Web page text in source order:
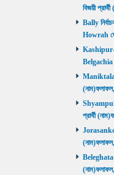
বিজয়ী
Bally
Howrah
Kashipur-
Belgachia
Maniktala
প্রার্থী
Jorasanko
Beleghata